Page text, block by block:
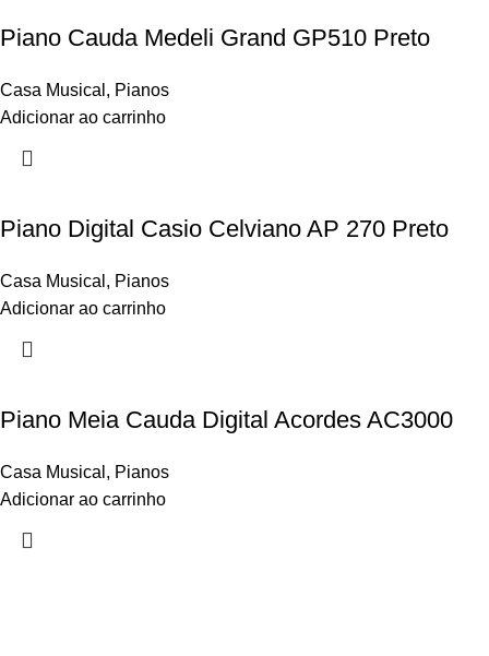
Piano Cauda Medeli Grand GP510 Preto
Casa Musical , Pianos
Adicionar ao carrinho
Piano Digital Casio Celviano AP 270 Preto
Casa Musical , Pianos
Adicionar ao carrinho
Piano Meia Cauda Digital Acordes AC3000
Casa Musical , Pianos
Adicionar ao carrinho